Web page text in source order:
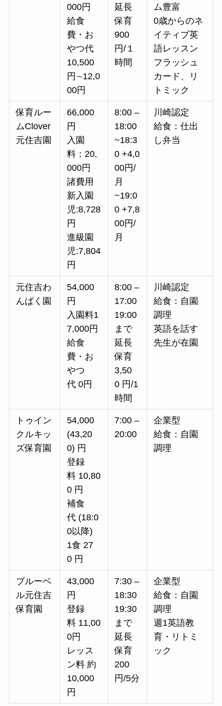
000円
給食
費・お
やつ代
10,500
円∼12,0
00円
延長
保育
900
円/１
時間
ム豊富
0歳からのネ
イティブ英
語レッスン
フラッシュ
カード、リ
トミック
保育ルー
ムClover
元住吉園
66,000
円
入園
料：20,
000円
諸費用
新入園
児:8,728
円
進級園
児:7,804
円
8:00 –
18:00
~18:3
0 +4,0
00円/
月
~19:0
0 +7,8
00円/
月
川崎認定
給食：仕出
し弁当
元住吉わ
んぱく園
54,000
円
入園料1
7,000円
給食
費・お
やつ
代 0円
8:00 –
17:00
19:00
まで
延長
保育
3,50
0 円/1
時間
川崎認定
給食：自園
調理
英語を話す
先生が在園
トゥイン
クルキッ
ズ保育園
54,000
(43,20
0) 円
登録
料 10,80
0 円
補食
代 (18:0
0以降)
1食 27
0 円
7:00 –
20:00
企業型
給食：自園
調理
ブルーベ
ル元住吉
保育園
43,000
円
登録
料 11,00
0円
レッス
ン料 約
10,000
円
7:30 –
18:30
19:30
まで
延長
保育
200
円/5分
企業型
給食：自園
調理
週1英語教
育・リトミ
ック